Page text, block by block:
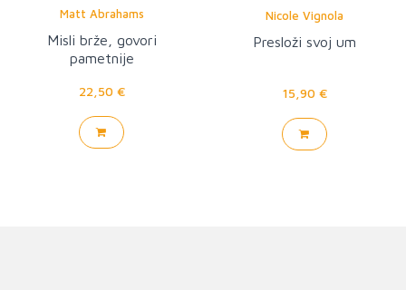
Matt Abrahams
Misli brže, govori
pametnije
22,50 €
Nicole Vignola
Presloži svoj um
15,90 €